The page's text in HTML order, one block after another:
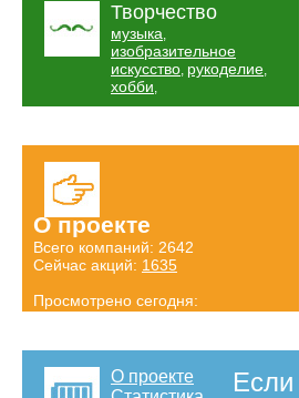
Творчество
музыка,
изобразительное
искусство, рукоделие,
хобби,
О проекте
Всего компаний: 2642
Сейчас акций: 1635
Просмотрено сегодня:
О проекте
Если